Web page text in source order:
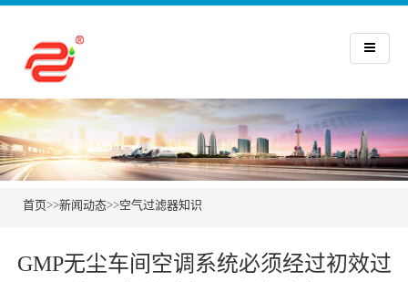
首页>>新闻动态>>空气过滤器知识
GMP无尘车间空调系统必须经过初效过